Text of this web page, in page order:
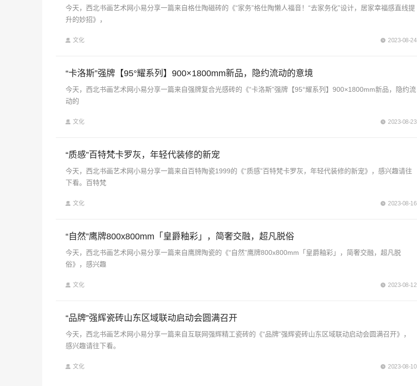
今天，西北书画艺术网小易分享一篇来自格仕陶磁砖的《“家务”格仕陶懒人福音！“去家务化”设计，居家幸福感直线提
升的妙招》，
文化 2023-08-24
“卡洛斯”强牌【95°耀系列】900×1800mm新品，隐约流动的意境
今天，西北书画艺术网小易分享一篇来自强牌复合光感砖的《“卡洛斯”强牌【95°耀系列】900×1800mm新品，隐约流
动的
文化 2023-08-23
“质感”百特梵卡罗灰，年轻代装修的新宠
今天，西北书画艺术网小易分享一篇来自百特陶瓷1999的《“质感”百特梵卡罗灰，年轻代装修的新宠》，感兴趣请往
下看。百特梵
文化 2023-08-16
“自然”鹰牌800x800mm「皇爵釉彩」，简奢交融，超凡脱俗
今天，西北书画艺术网小易分享一篇来自鹰牌陶瓷的《“自然”鹰牌800x800mm「皇爵釉彩」，简奢交融，超凡脱
俗》，感兴趣
文化 2023-08-12
“品牌”强辉瓷砖山东区域联动启动会圆满召开
今天，西北书画艺术网小易分享一篇来自互联网强辉精工瓷砖的《“品牌”强辉瓷砖山东区域联动启动会圆满召开》，
感兴趣请往下看。
文化 2023-08-10